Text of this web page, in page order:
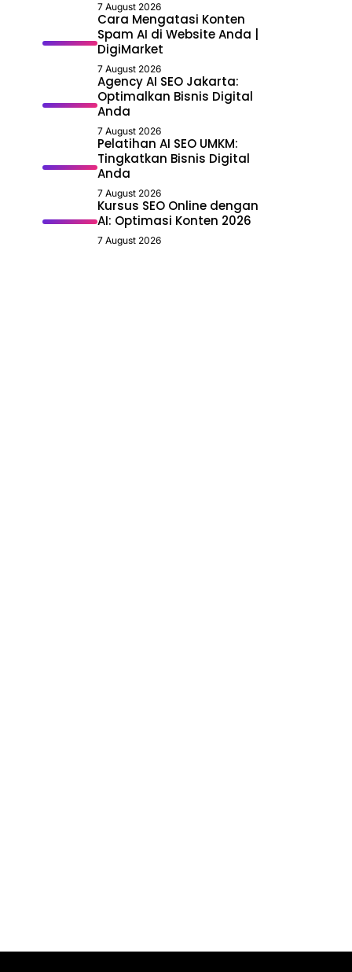
7 August 2026
Cara Mengatasi Konten
Spam AI di Website Anda |
DigiMarket
7 August 2026
Agency AI SEO Jakarta:
Optimalkan Bisnis Digital
Anda
7 August 2026
Pelatihan AI SEO UMKM:
Tingkatkan Bisnis Digital
Anda
7 August 2026
Kursus SEO Online dengan
AI: Optimasi Konten 2026
7 August 2026